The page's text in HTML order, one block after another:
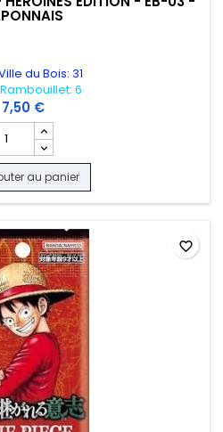
du Bois: 31
6
7,50 €
Champ quantité du produit BOOSTER
au panier
favorite_border